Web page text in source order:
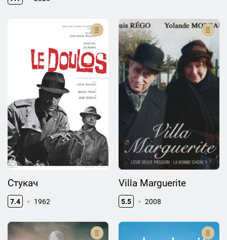
Стукач
7.4 1962
Villa Marguerite
5.5 2008